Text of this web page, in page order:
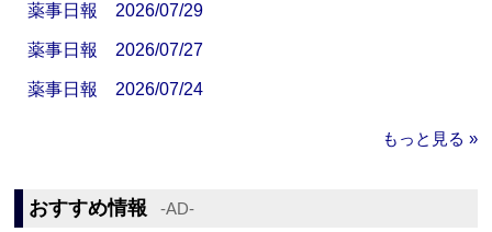
薬事日報 2026/07/29
薬事日報 2026/07/27
薬事日報 2026/07/24
もっと見る »
おすすめ情報 ‐AD‐